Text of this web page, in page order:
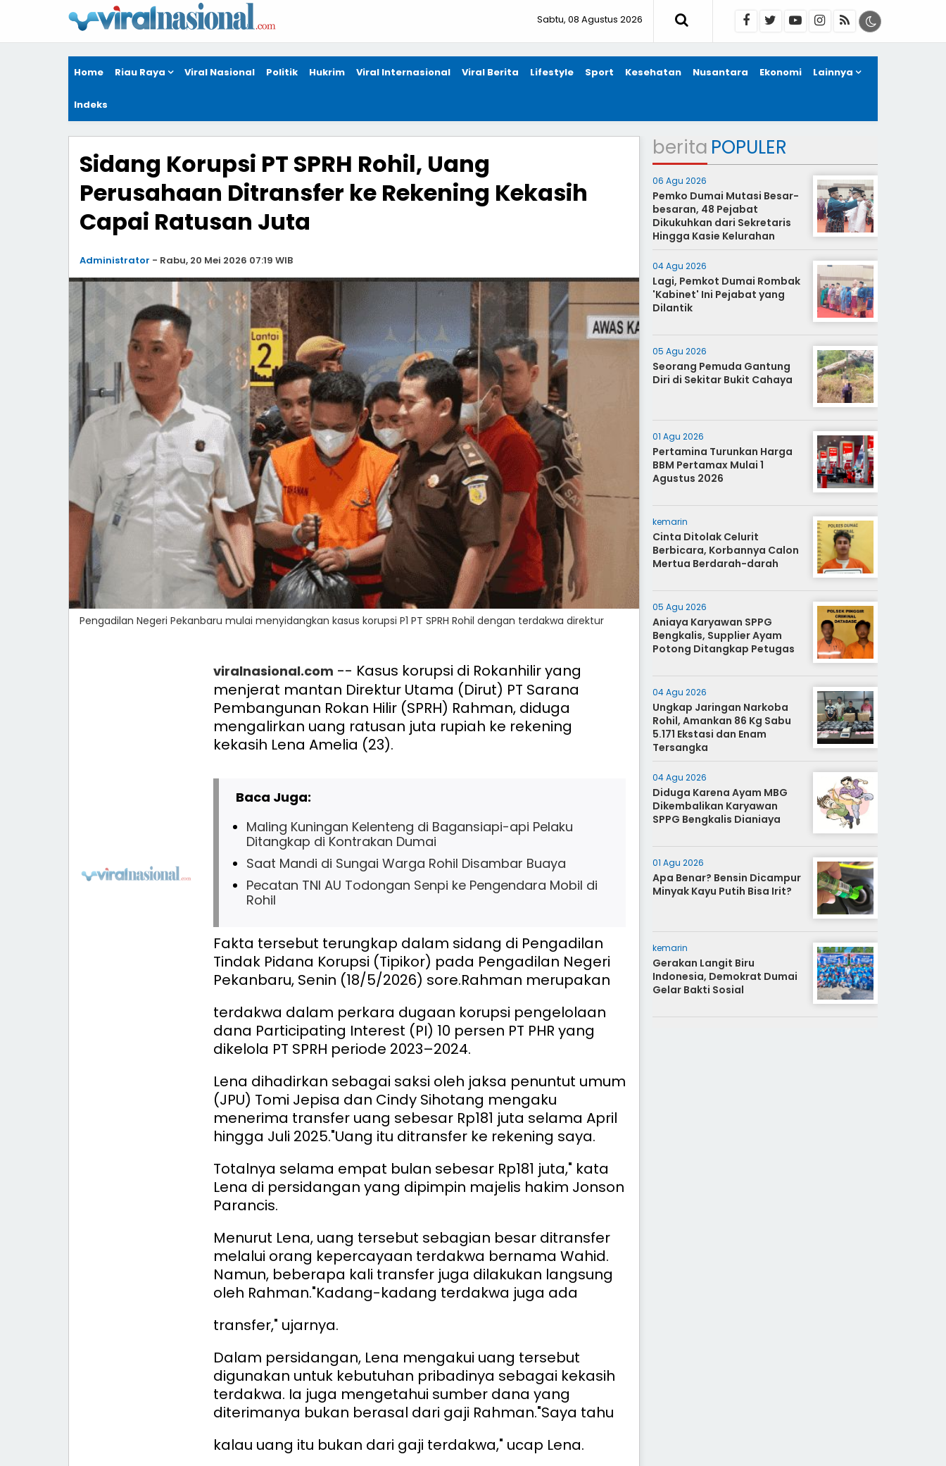
Sabtu, 08 Agustus 2026
Home Riau Raya Viral Nasional Politik Hukrim Viral Internasional Viral Berita Lifestyle Sport Kesehatan Nusantara Ekonomi Lainnya
Indeks
Sidang Korupsi PT SPRH Rohil, Uang
Perusahaan Ditransfer ke Rekening Kekasih
Capai Ratusan Juta
Administrator - Rabu, 20 Mei 2026 07:19 WIB
Pengadilan Negeri Pekanbaru mulai menyidangkan kasus korupsi P1 PT SPRH Rohil dengan terdakwa direktur
viralnasional.com -- Kasus korupsi di Rokanhilir yang
menjerat mantan Direktur Utama (Dirut) PT Sarana
Pembangunan Rokan Hilir (SPRH) Rahman, diduga
mengalirkan uang ratusan juta rupiah ke rekening
kekasih Lena Amelia (23).
Baca Juga:
Maling Kuningan Kelenteng di Bagansiapi-api Pelaku
Ditangkap di Kontrakan Dumai
Saat Mandi di Sungai Warga Rohil Disambar Buaya
Pecatan TNI AU Todongan Senpi ke Pengendara Mobil di
Rohil
Fakta tersebut terungkap dalam sidang di Pengadilan
Tindak Pidana Korupsi (Tipikor) pada Pengadilan Negeri
Pekanbaru, Senin (18/5/2026) sore.Rahman merupakan
terdakwa dalam perkara dugaan korupsi pengelolaan
dana Participating Interest (PI) 10 persen PT PHR yang
dikelola PT SPRH periode 2023–2024.
Lena dihadirkan sebagai saksi oleh jaksa penuntut umum
(JPU) Tomi Jepisa dan Cindy Sihotang mengaku
menerima transfer uang sebesar Rp181 juta selama April
hingga Juli 2025."Uang itu ditransfer ke rekening saya.
Totalnya selama empat bulan sebesar Rp181 juta," kata
Lena di persidangan yang dipimpin majelis hakim Jonson
Parancis.
Menurut Lena, uang tersebut sebagian besar ditransfer
melalui orang kepercayaan terdakwa bernama Wahid.
Namun, beberapa kali transfer juga dilakukan langsung
oleh Rahman."Kadang-kadang terdakwa juga ada
transfer," ujarnya.
Dalam persidangan, Lena mengakui uang tersebut
digunakan untuk kebutuhan pribadinya sebagai kekasih
terdakwa. Ia juga mengetahui sumber dana yang
diterimanya bukan berasal dari gaji Rahman."Saya tahu
kalau uang itu bukan dari gaji terdakwa," ucap Lena.
berita POPULER
06 Agu 2026
Pemko Dumai Mutasi Besar-
besaran, 48 Pejabat
Dikukuhkan dari Sekretaris
Hingga Kasie Kelurahan
04 Agu 2026
Lagi, Pemkot Dumai Rombak
'Kabinet' Ini Pejabat yang
Dilantik
05 Agu 2026
Seorang Pemuda Gantung
Diri di Sekitar Bukit Cahaya
01 Agu 2026
Pertamina Turunkan Harga
BBM Pertamax Mulai 1
Agustus 2026
kemarin
Cinta Ditolak Celurit
Berbicara, Korbannya Calon
Mertua Berdarah-darah
05 Agu 2026
Aniaya Karyawan SPPG
Bengkalis, Supplier Ayam
Potong Ditangkap Petugas
04 Agu 2026
Ungkap Jaringan Narkoba
Rohil, Amankan 86 Kg Sabu
5.171 Ekstasi dan Enam
Tersangka
04 Agu 2026
Diduga Karena Ayam MBG
Dikembalikan Karyawan
SPPG Bengkalis Dianiaya
01 Agu 2026
Apa Benar? Bensin Dicampur
Minyak Kayu Putih Bisa Irit?
kemarin
Gerakan Langit Biru
Indonesia, Demokrat Dumai
Gelar Bakti Sosial